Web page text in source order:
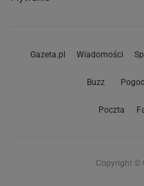
Gazeta.pl Wiadomości
Buzz
Poczta
Copyright ©